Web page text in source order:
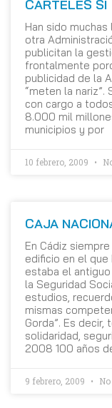
CARTELES SÍ
Han sido
otra
publicitan la
frontalmente
publicidad de la
“meten la nariz”.
con cargo a
8.000 mil
municipios y por
10 febrero, 2009
CAJA
En Cádiz
edificio en el
estaba el
la Seguridad
estudios,
mismas
Gorda”. Es
solidaridad,
2008 100 años
9 febrero, 2009